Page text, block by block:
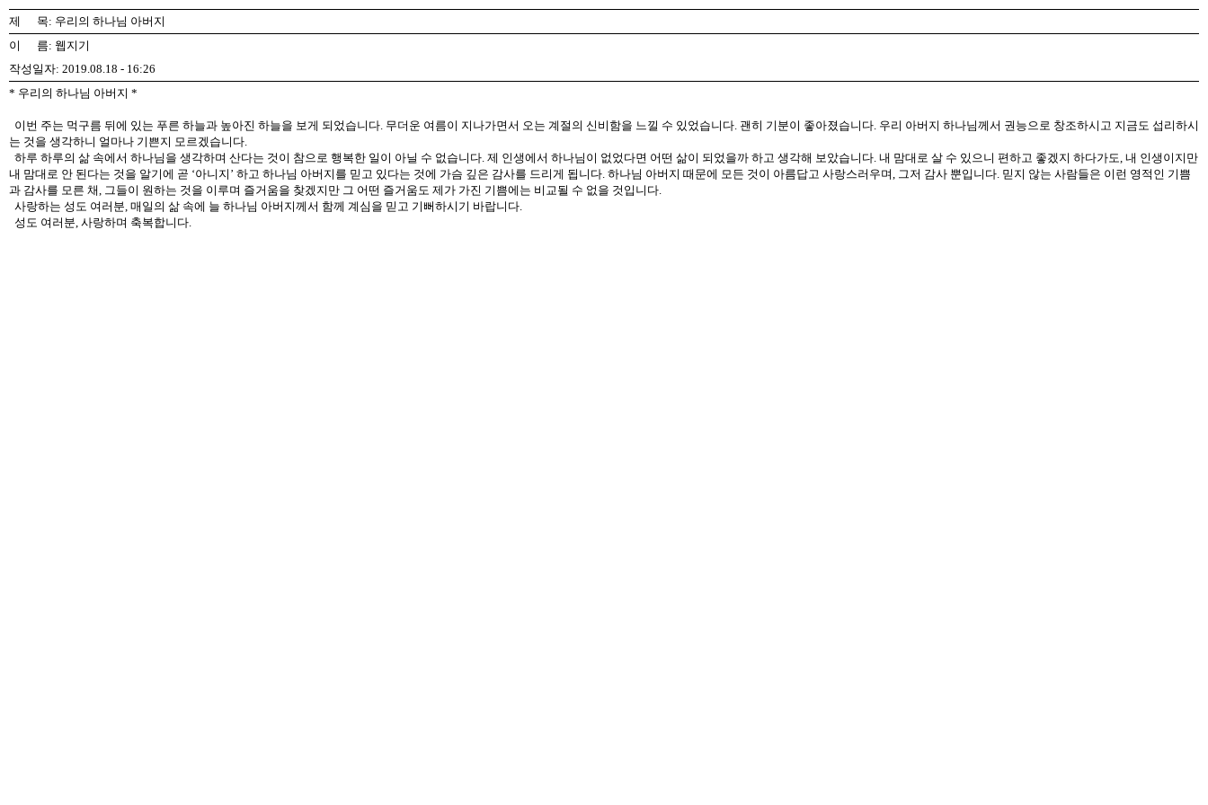
제 목: 우리의 하나님 아버지
이 름: 웹지기
작성일자: 2019.08.18 - 16:26
* 우리의 하나님 아버지 *
이번 주는 먹구름 뒤에 있는 푸른 하늘과 높아진 하늘을 보게 되었습니다. 무더운 여름이 지나가면서 오는 계절의 신비함을 느낄 수 있었습니다. 괜히 기분이 좋아졌습니다. 우리 아버지 하나님께서 권능으로 창조하시고 지금도 섭리하시
는 것을 생각하니 얼마나 기쁜지 모르겠습니다.
하루 하루의 삶 속에서 하나님을 생각하며 산다는 것이 참으로 행복한 일이 아닐 수 없습니다. 제 인생에서 하나님이 없었다면 어떤 삶이 되었을까 하고 생각해 보았습니다. 내 맘대로 살 수 있으니 편하고 좋겠지 하다가도, 내 인생이지만
내 맘대로 안 된다는 것을 알기에 곧 ‘아니지’ 하고 하나님 아버지를 믿고 있다는 것에 가슴 깊은 감사를 드리게 됩니다. 하나님 아버지 때문에 모든 것이 아름답고 사랑스러우며, 그저 감사 뿐입니다. 믿지 않는 사람들은 이런 영적인 기쁨
과 감사를 모른 채, 그들이 원하는 것을 이루며 즐거움을 찾겠지만 그 어떤 즐거움도 제가 가진 기쁨에는 비교될 수 없을 것입니다.
사랑하는 성도 여러분, 매일의 삶 속에 늘 하나님 아버지께서 함께 계심을 믿고 기뻐하시기 바랍니다.
성도 여러분, 사랑하며 축복합니다.